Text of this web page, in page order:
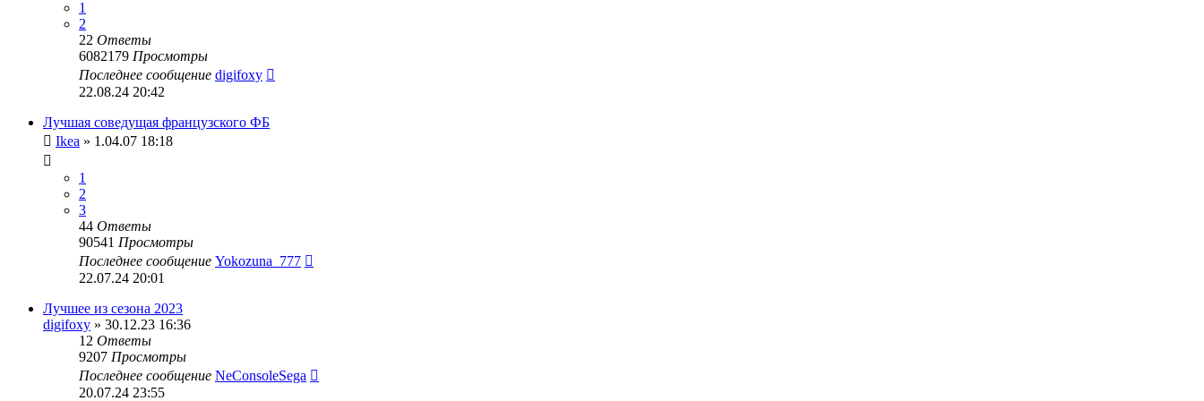
1
2
22 Ответы
6082179 Просмотры
Последнее сообщение digifoxy
22.08.24 20:42
Лучшая соведущая французского ФБ
Ikea » 1.04.07 18:18
1
2
3
44 Ответы
90541 Просмотры
Последнее сообщение Yokozuna_777
22.07.24 20:01
Лучшее из сезона 2023
digifoxy » 30.12.23 16:36
12 Ответы
9207 Просмотры
Последнее сообщение NeConsoleSega
20.07.24 23:55